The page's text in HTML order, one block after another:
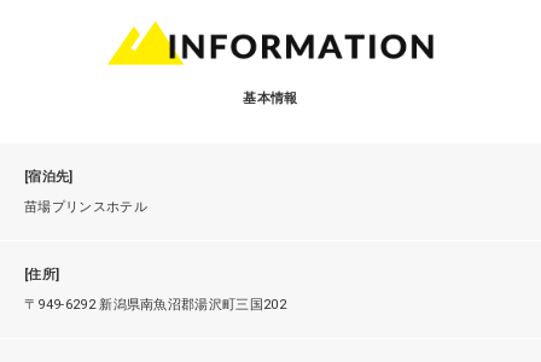
基本情報
[宿泊先]
苗場プリンスホテル
[住所]
〒949-6292 新潟県南魚沼郡湯沢町三国202